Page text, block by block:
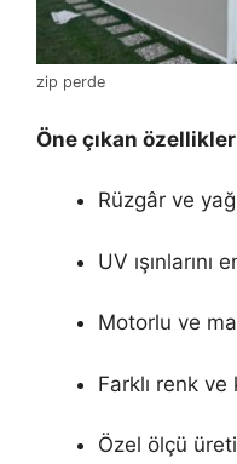
zip perde
Öne çıkan
Rüzgâr ve
UV ışınlarını
Motorlu ve
Farklı renk
Özel ölçü